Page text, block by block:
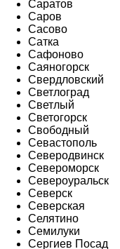
Саратов
Саров
Сасово
Сатка
Сафоново
Саяногорск
Свердловский
Светлоград
Светлый
Светогорск
Свободный
Севастополь
Северодвинск
Североморск
Североуральск
Северск
Северская
Селятино
Семилуки
Сергиев Посад